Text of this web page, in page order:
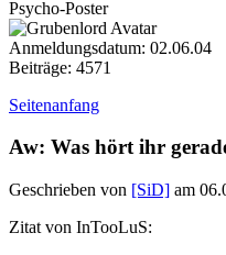
Psycho-Poster
Anmeldungsdatum: 02.06.04
Beiträge: 4571
Seitenanfang
Aw: Was hört ihr
Geschrieben von [SiD] am
Zitat von InTooLuS: